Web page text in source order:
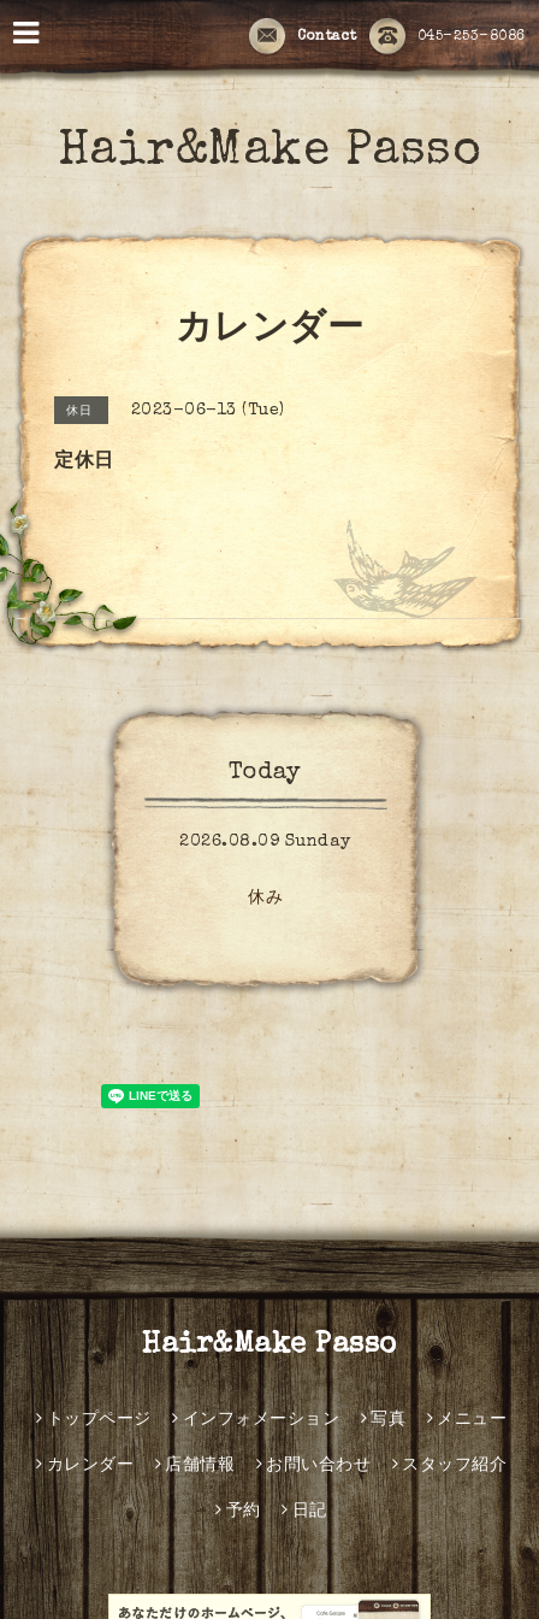
045-253-8086
Contact
Hair&Make Passo
カレンダー
休日 2023-06-13 (Tue)
定休日
Today
2026.08.09 Sunday
休み
Hair&Make Passo
トップページ インフォメーション 写真 メニュー
カレンダー 店舗情報 お問い合わせ スタッフ紹介
予約 日記